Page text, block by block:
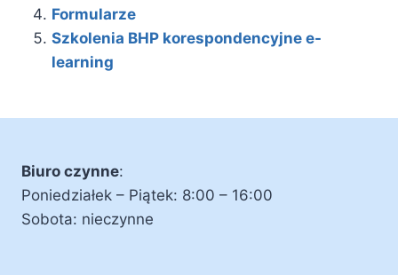
Formularze
Szkolenia BHP korespondencyjne e-
learning
Biuro czynne:
Poniedziałek – Piątek: 8:00 – 16:00
Sobota: nieczynne